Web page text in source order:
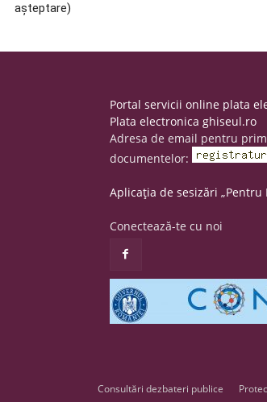
așteptare)
Portal servicii online plata
Plata electronica ghiseul.ro
Adresa de email pentru
documentelor:
Aplicația de sesizări „Pentru
Conectează-te cu noi
Consultări dezbateri publice